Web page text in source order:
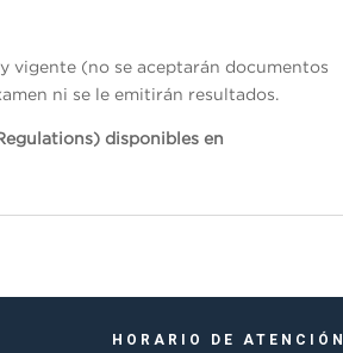
vigente (no se aceptarán documentos
ni se le emitirán resultados.
disponibles en
HORARIO DE ATENCIÓN